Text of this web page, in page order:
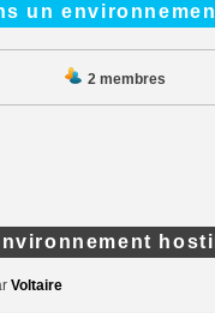
un
2 membres
Voltaire